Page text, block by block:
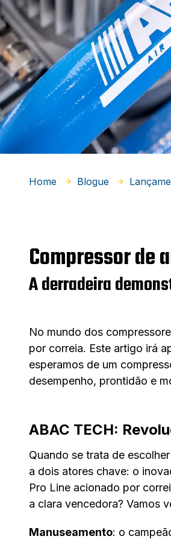
Home Blogue
Compressor de
A derradeira
No mundo dos
por correia. Este artigo irá
esperamos de um
desempenho, prontidão e
ABAC TECH:
Quando se trata de
a dois atores chave: o
Pro Line acionado por
a clara vencedora? Vamos
Manuseamento: o